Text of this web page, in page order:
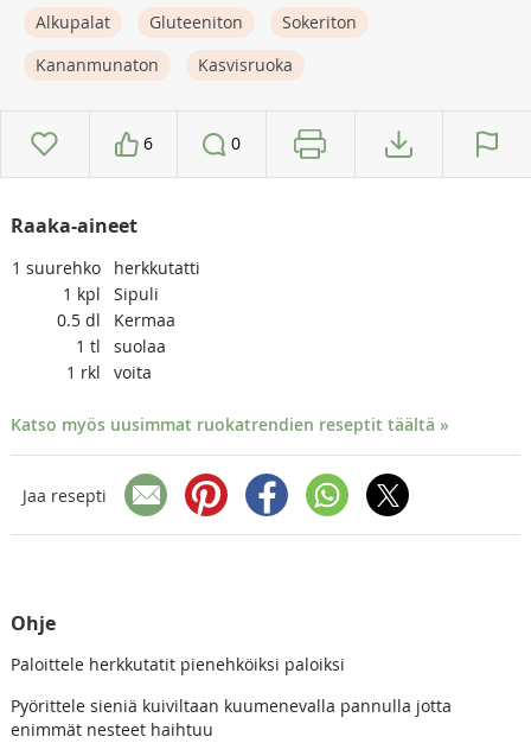
Alkupalat Gluteeniton
Sokeriton
Kananmunaton
Kasvisruoka
6 0
Raaka-aineet
1 suurehko
herkkutatti
1 kpl
Sipuli
0.5 dl
Kermaa
1 tl
suolaa
1 rkl voita
Katso myös uusimmat ruokatrendien reseptit täältä »
Jaa resepti
Ohje
Paloittele herkkutatit pienehköiksi paloiksi
Pyörittele sieniä kuiviltaan kuumenevalla pannulla jotta
enimmät nesteet haihtuu